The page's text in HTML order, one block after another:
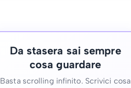
Da stasera sai sempre
cosa guardare
Basta scrolling infinito. Scrivici cosa